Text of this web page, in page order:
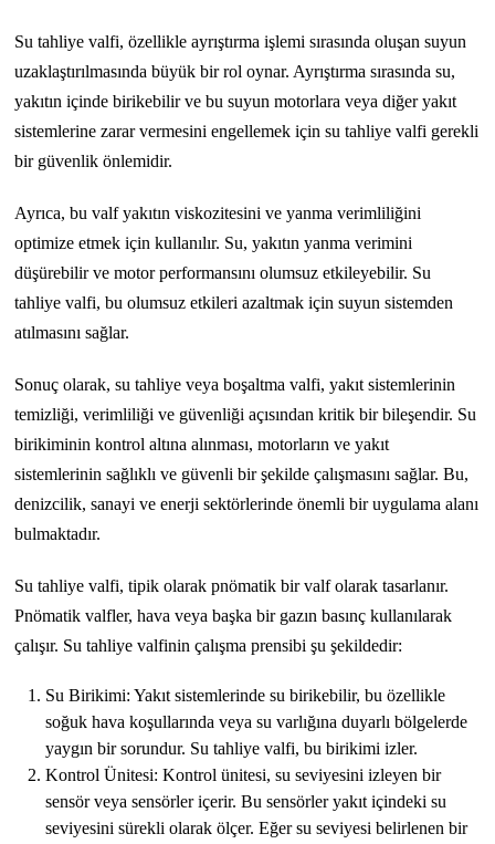
Su tahliye valfi, özellikle ayrıştırma işlemi sırasında oluşan suyun
uzaklaştırılmasında büyük bir rol oynar. Ayrıştırma sırasında su,
yakıtın içinde birikebilir ve bu suyun motorlara veya diğer yakıt
sistemlerine zarar vermesini engellemek için su tahliye valfi gerekli
bir güvenlik önlemidir.
Ayrıca, bu valf yakıtın viskozitesini ve yanma verimliliğini
optimize etmek için kullanılır. Su, yakıtın yanma verimini
düşürebilir ve motor performansını olumsuz etkileyebilir. Su
tahliye valfi, bu olumsuz etkileri azaltmak için suyun sistemden
atılmasını sağlar.
Sonuç olarak, su tahliye veya boşaltma valfi, yakıt sistemlerinin
temizliği, verimliliği ve güvenliği açısından kritik bir bileşendir. Su
birikiminin kontrol altına alınması, motorların ve yakıt
sistemlerinin sağlıklı ve güvenli bir şekilde çalışmasını sağlar. Bu,
denizcilik, sanayi ve enerji sektörlerinde önemli bir uygulama alanı
bulmaktadır.
Su tahliye valfi, tipik olarak pnömatik bir valf olarak tasarlanır.
Pnömatik valfler, hava veya başka bir gazın basınç kullanılarak
çalışır. Su tahliye valfinin çalışma prensibi şu şekildedir:
Su Birikimi: Yakıt sistemlerinde su birikebilir, bu özellikle
soğuk hava koşullarında veya su varlığına duyarlı bölgelerde
yaygın bir sorundur. Su tahliye valfi, bu birikimi izler.
Kontrol Ünitesi: Kontrol ünitesi, su seviyesini izleyen bir
sensör veya sensörler içerir. Bu sensörler yakıt içindeki su
seviyesini sürekli olarak ölçer. Eğer su seviyesi belirlenen bir